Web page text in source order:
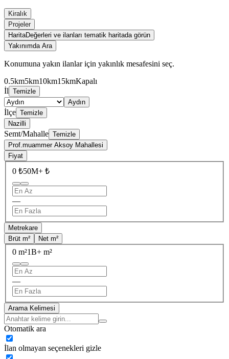
Kiralık
Projeler
HaritaDeğerleri ve ilanları tematik haritada görün
Yakınımda Ara
Konumuna yakın ilanlar için yakınlık mesafesini seç.
0.5km5km10km15kmKapalı
İl Temizle
Aydın
İlçe Temizle
Nazilli
Semt/Mahalle Temizle
Prof.muammer Aksoy Mahallesi
Fiyat
0 ₺50M+ ₺
—
Metrekare
Brüt m²
Net m²
0 m²1B+ m²
—
Arama Kelimesi
Otomatik ara
İlan olmayan seçenekleri gizle